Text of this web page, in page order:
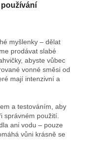
myšlenky – dělat
prodávat slabé
abyste vůbec
vonné směsi od
mají intenzivní a
a testováním, aby
správném použití.
ani vodu – pouze
vůni krásně se